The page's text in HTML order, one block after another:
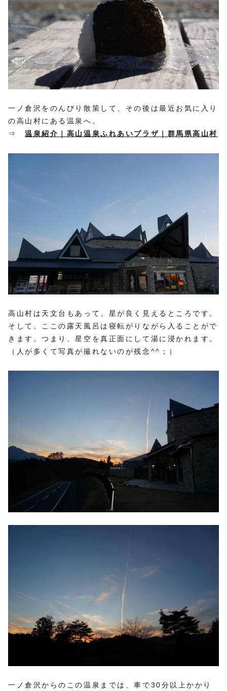
一ノ倉沢をのんびり散策して、その後は最近お気に入り
の高山村にある温泉へ。
⇒温泉紹介｜高山温泉ふれあいプラザ｜群馬県高山村
高山村は天文台もあって、星が良く見えるところです。
そして、ここの露天風呂は寝転がりながら入ることがで
きます。つまり、星空を真正面にして湯に浸かれます。
（人が多くて写真が撮れないのが残念^^；）
一ノ倉沢からのこの温泉までは、車で30分以上かかり